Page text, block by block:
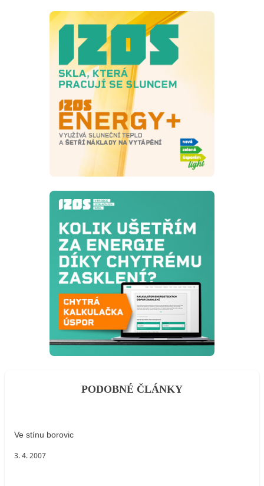
PODOBNÉ ČLÁNKY
Ve stínu borovic
3. 4. 2007